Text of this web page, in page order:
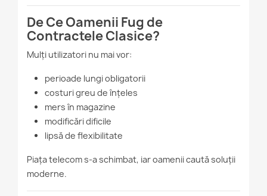
De Ce Oamenii Fug de
Contractele Clasice?
Mulți utilizatori nu mai vor:
perioade lungi obligatorii
costuri greu de înțeles
mers în magazine
modificări dificile
lipsă de flexibilitate
Piața telecom s-a schimbat, iar oamenii caută soluții
moderne.